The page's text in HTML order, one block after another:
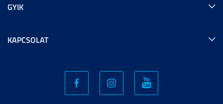
GYIK
KAPCSOLAT